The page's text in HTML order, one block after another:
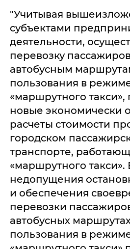
"Учитывая
субъектами
деятельности,
перевозку
автобусным
пользования в
«маршрутного
новые экономически
расчеты стоимости
городском
транспорте,
«маршрутного такси».
недопущения
и обеспечения
перевозки
автобусных
пользования в